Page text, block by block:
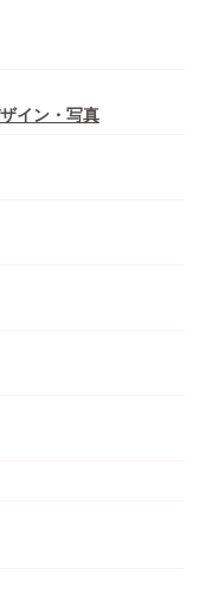
イン・写真